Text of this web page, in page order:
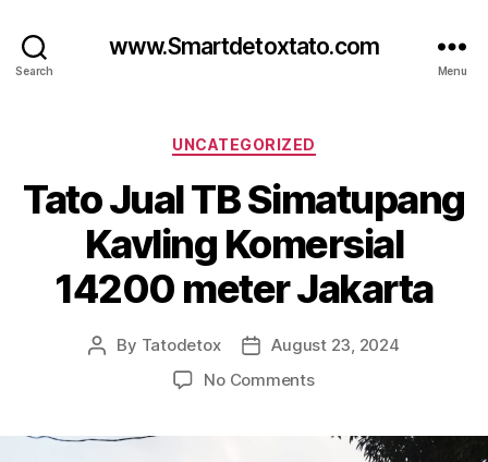
Search
www.Smartdetoxtato.com
Menu
Categories
UNCATEGORIZED
Tato Jual TB Simatupang
Kavling Komersial
14200 meter Jakarta
Post
By Tatodetox
PostAugust 23, 2024
No Commentson